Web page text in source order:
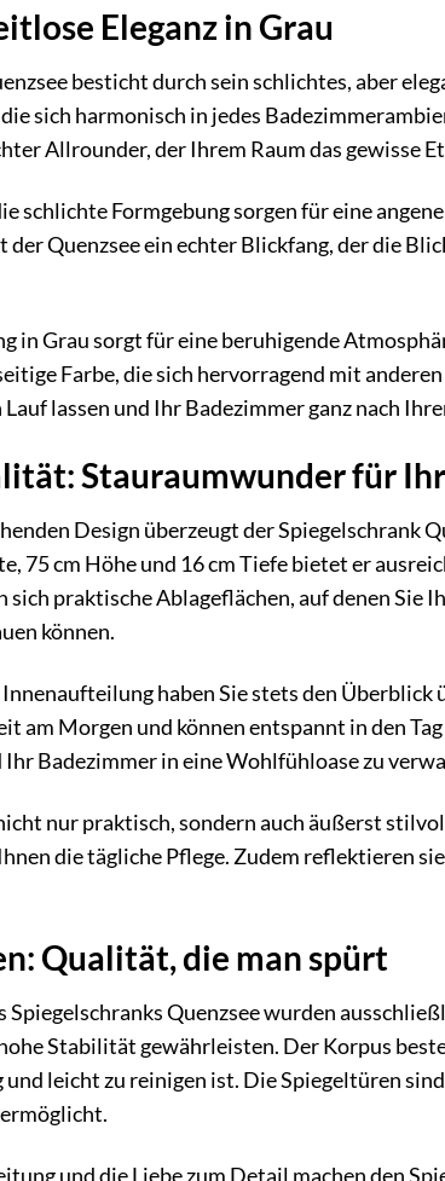
Eleganz in Grau
besticht durch sein schlichtes, aber
sich harmonisch in jedes
Allrounder, der Ihrem Raum das gewisse
schlichte Formgebung sorgen für eine
Quenzsee ein echter Blickfang, der die
in Grau sorgt für eine beruhigende
Farbe, die sich hervorragend mit
lassen und Ihr Badezimmer ganz nach
Stauraumwunder für
Design überzeugt der Spiegelschrank
75 cm Höhe und 16 cm Tiefe bietet er
sich praktische Ablageflächen, auf denen
können.
haben Sie stets den Überblick
am Morgen und können entspannt in den
Badezimmer in eine Wohlfühloase zu
nur praktisch, sondern auch äußerst
die tägliche Pflege. Zudem reflektieren
Qualität, die man spürt
Spiegelschranks Quenzsee wurden
Stabilität gewährleisten. Der Korpus
leicht zu reinigen ist. Die Spiegeltüren
und die Liebe zum Detail machen den